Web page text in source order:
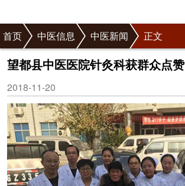
首页 中医信息 中医新闻 正文
望都县中医医院针灸科获群众点赞
2018-11-20